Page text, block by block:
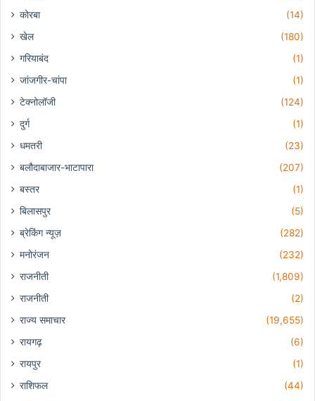
कोरबा
(14)
खेल
(180)
गरियाबंद
(1)
जांजगीर-चांपा
(1)
टेक्नोलॉजी
(124)
दुर्ग
(1)
धमतरी
(23)
बलौदाबाजार-भाटापारा
(207)
बस्तर
(1)
बिलासपुर
(5)
ब्रेकिंग न्यूज़
(282)
मनोरंजन
(232)
राजनीती
(1,809)
राजनीती
(2)
राज्य समाचार
(19,655)
रायगढ़
(6)
रायपुर
(1)
राशिफल
(44)